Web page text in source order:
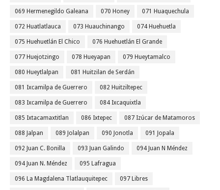
069 Hermenegildo Galeana 070 Honey 071 Huaquechula
072 Huatlatlauca 073 Huauchinango 074 Huehuetla
075 Huehuetlán El Chico 076 Huehuetlán El Grande
077 Huejotzingo 078 Hueyapan 079 Hueytamalco
080 Hueytlalpan 081 Huitzilan de Serdán
081 Ixcamilpa de Guerrero 082 Huitziltepec
083 Ixcamilpa de Guerrero 084 Ixcaquixtla
085 Ixtacamaxtitlan 086 Ixtepec 087 Izúcar de Matamoros
088 Jalpan 089 Jolalpan 090 Jonotla 091 Jopala
092 Juan C. Bonilla 093 Juan Galindo 094 Juan N Méndez
094 Juan N. Méndez 095 Lafragua
096 La Magdalena Tlatlauquitepec 097 Libres